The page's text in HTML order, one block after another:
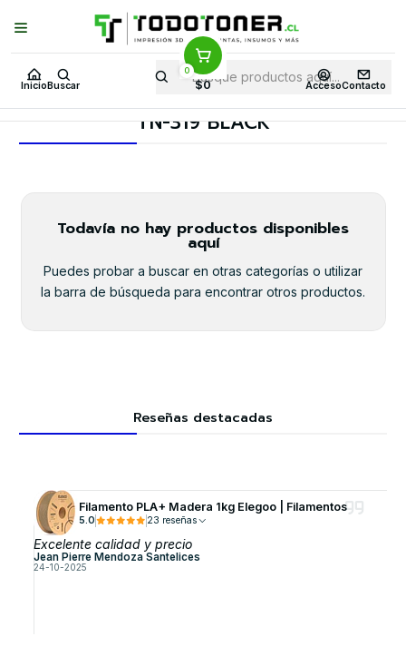
Inicio Buscar
0
$0 AccesoContacto
Puedes Elegir: Comprar enTienda· Despachoa Todo Chile · Retiro en
Tienda en24 Horas
Inicio Toner y tambor Toner Alternativo BROTHER
Insumos BROTHER TN-319 BLACK
TN-319 BLACK
Todavía no hay productos disponibles
aquí
Puedes probar a buscar en otras categorías o utilizar
la barra de búsqueda para encontrar otros productos.
Reseñas destacadas
Filamento PLA+ Madera 1kg Elegoo | Filamentos
5.0 23 reseñas
Excelente calidad y precio
Jean Pierre Mendoza Santelices
24-10-2025